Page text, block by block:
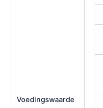
Voedingswaarde